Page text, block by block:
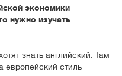
экономики
нужно изучать
знать английский. Там
европейский стиль